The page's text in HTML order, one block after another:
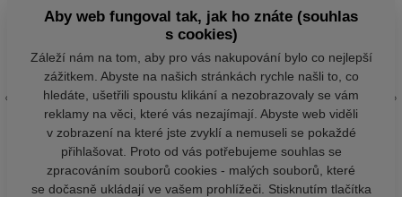
Aby web fungoval tak, jak ho znáte (souhlas
s cookies)
Záleží nám na tom, aby pro vás nakupování bylo co nejlepší
zážitkem. Abyste na našich stránkách rychle našli to, co
hledáte, ušetřili spoustu klikání a nezobrazovaly se vám
reklamy na věci, které vás nezajímají. Abyste web viděli
v zobrazení na které jste zvyklí a nemuseli se pokaždé
přihlašovat. Proto od vás potřebujeme souhlas se
zpracováním souborů cookies - malých souborů, které
se dočasně ukládají ve vašem prohlížeči. Stisknutím tlačítka